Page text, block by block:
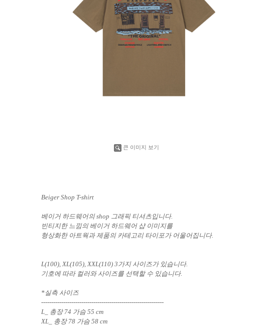
큰 이미지 보기
Beiger Shop T-shirt
베이거 하드웨어의 shop 그래픽 티셔츠입니다.
빈티지한 느낌의 베이거 하드웨어 샵 이미지를
형상화한 아트웍과 제품의 카테고리 타이포가 어울어집니다.
L(100), XL(105), XXL(110) 3가지 사이즈가 있습니다.
기호에 따라 컬러와 사이즈를 선택할 수 있습니다.
*실측 사이즈
-------------------------------------------------------------
L_ 총장 74 가슴 55 cm
XL_ 총장 78 가슴 58 cm